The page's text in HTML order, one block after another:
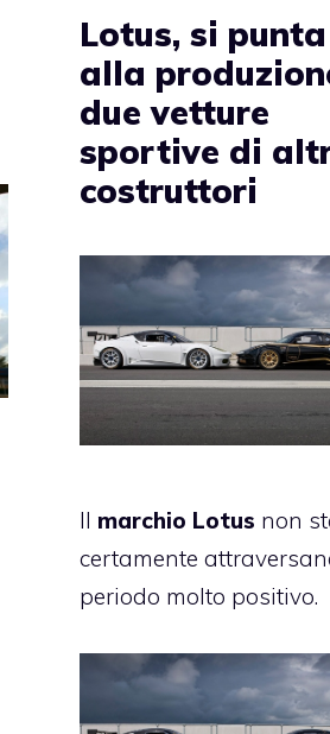
Lotus, si punta
alla
due vetture
sportive di
costruttori
Il marchio Lotus non
certamente
periodo molto positivo.